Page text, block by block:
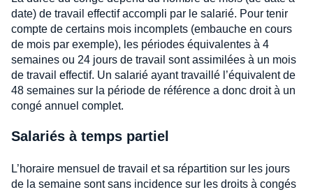
date) de travail effectif accompli par le salarié. Pour tenir
compte de certains mois incomplets (embauche en cours
de mois par exemple), les périodes équivalentes à 4
semaines ou 24 jours de travail sont assimilées à un mois
de travail effectif. Un salarié ayant travaillé l’équivalent de
48 semaines sur la période de référence a donc droit à un
congé annuel complet.
Salariés à temps partiel
L’horaire mensuel de travail et sa répartition sur les jours
de la semaine sont sans incidence sur les droits à congés